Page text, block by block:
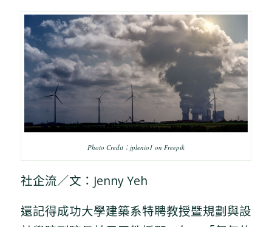
Photo Credit：jplenio1 on Freepik
社企流／文：Jenny Yeh
還記得成功大學建築系特聘教授暨規劃與設